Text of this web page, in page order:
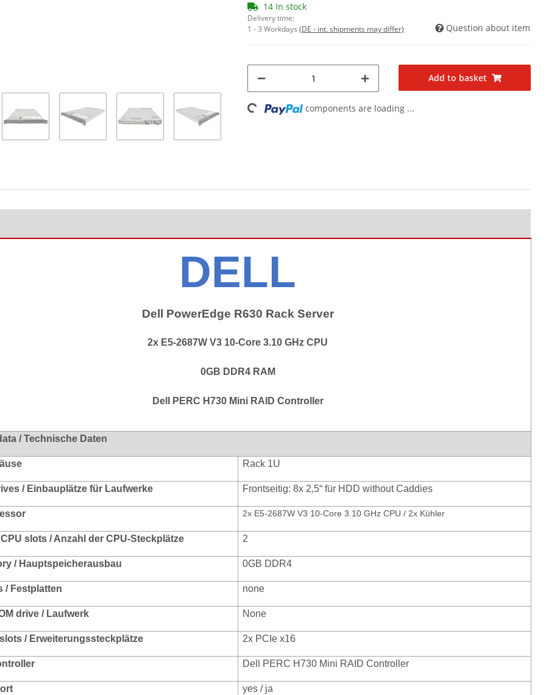
14 In stock
Delivery time:
1 - 3 Workdays (DE - int. shipments may differ) Question about item
Add to basket
Loading... components are loading ...
DELL
Dell PowerEdge R630 Rack Server
2x E5-2687W V3 10-Core 3.10 GHz CPU
0GB DDR4 RAM
Dell PERC H730 Mini RAID Controller
/ Technische Daten
Rack 1U
/ Einbauplätze für Laufwerke Frontseitig: 8x 2,5“ für HDD without Caddies
2x E5-2687W V3 10-Core 3.10 GHz CPU / 2x Kühler
slots / Anzahl der CPU-Steckplätze 2
/ Hauptspeicherausbau 0GB DDR4
/ Festplatten none
drive / Laufwerk None
/ Erweiterungssteckplätze 2x PCIe x16
Dell PERC H730 Mini RAID Controller
yes / ja